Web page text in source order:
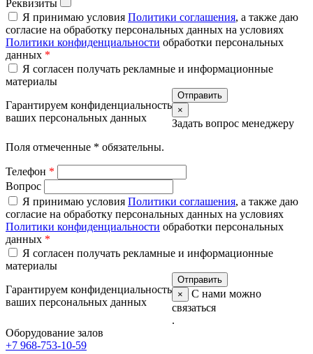
Реквизиты
Я принимаю условия Политики соглашения, а также даю
согласие на обработку персональных данных на условиях
Политики конфиденциальности обработки персональных
данных *
Я согласен получать рекламные и информационные
материалы
Гарантируем конфиденциальность
ваших персональных данных
×
Задать вопрос менеджеру
Поля отмеченные * обязательны.
Телефон *
Вопрос
Я принимаю условия Политики соглашения, а также даю
согласие на обработку персональных данных на условиях
Политики конфиденциальности обработки персональных
данных *
Я согласен получать рекламные и информационные
материалы
Гарантируем конфиденциальность
ваших персональных данных
×
С нами можно
связаться
.
Оборудование залов
+7 968-753-10-59